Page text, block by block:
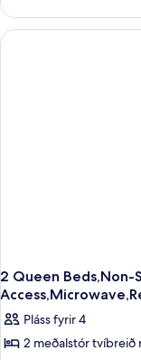
og
örbylgjuofn
herbergi
1
2 Queen
Pláss fyrir 4
2 meðalstór tvíbreið